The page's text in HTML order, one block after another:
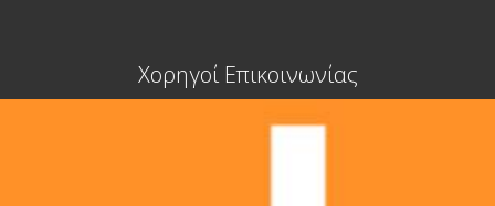
Χορηγοί Επικοινωνίας